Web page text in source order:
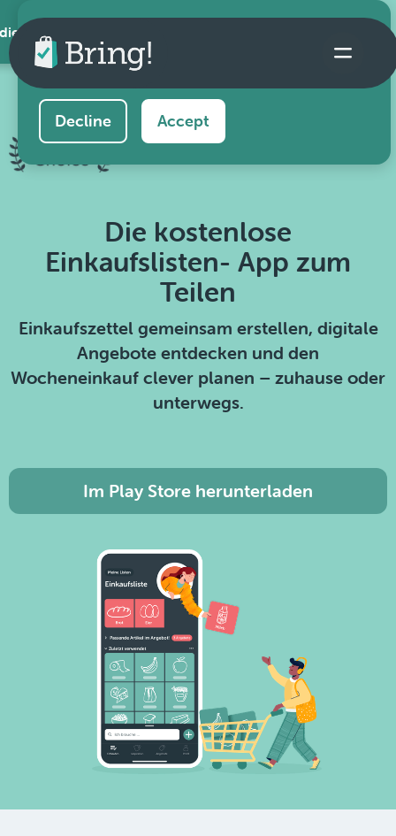
AppThis website uses cookies to ensure you get the
best experience on our website.
Decline Accept
Die kostenlose
Einkaufslisten- App zum
Teilen
Einkaufszettel gemeinsam erstellen, digitale
Angebote entdecken und den
Wocheneinkauf clever planen – zuhause oder
unterwegs.
Im Play Store herunterladen